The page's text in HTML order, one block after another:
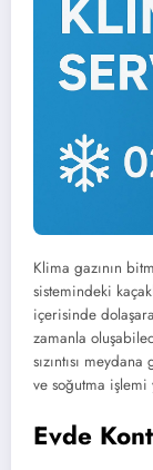
Klima gazının
sistemindeki
içerisinde
zamanla
sızıntısı
ve soğutma işlemi
Evde